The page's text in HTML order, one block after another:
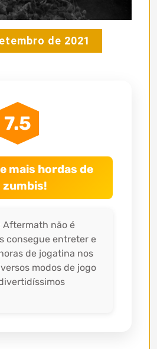
de 2021
7.5
mais hordas de
zumbis!
Aftermath não é
consegue entreter e
de jogatina nos
modos de jogo